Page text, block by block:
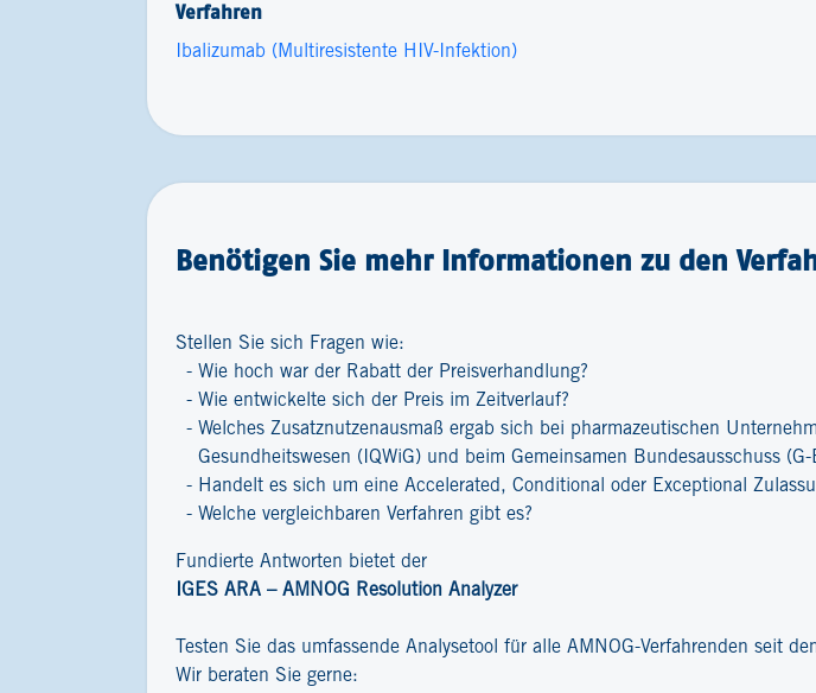
Verfahren
Ibalizumab (Multiresistente HIV-​Infektion)
Benötigen Sie mehr Informationen zu den
Stellen Sie sich Fragen wie:
Wie hoch war der Rabatt der Preisverhandlung?
Wie entwickelte sich der Preis im Zeitverlauf?
Welches Zusatznutzenausmaß ergab sich bei pharmazeutischen
Gesundheitswesen (IQWiG) und beim Gemeinsamen Bundesausschuss (G-
Handelt es sich um eine Accelerated, Conditional oder Exceptional
Welche vergleichbaren Verfahren gibt es?
Fundierte Antworten bietet der
IGES ARA – AMNOG Resolution Analyzer
Testen Sie das umfassende Analysetool für alle AMNOG-Verfahrenden seit
Wir beraten Sie gerne: